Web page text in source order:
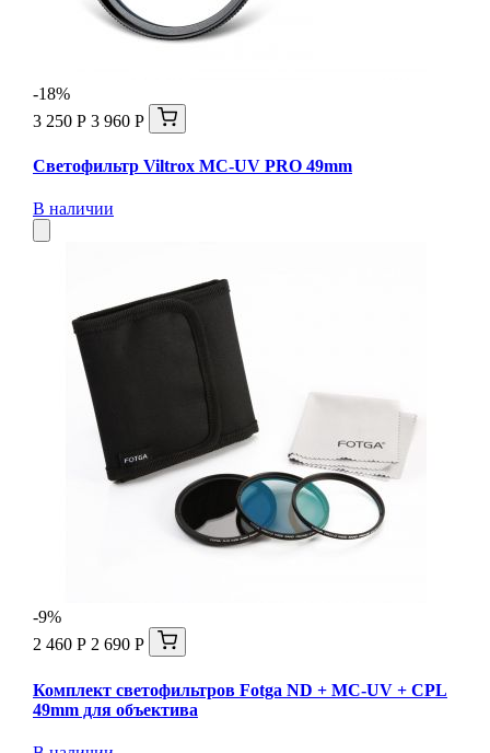
-18%
3 250 Р 3 960 Р
Светофильтр Viltrox MC-UV PRO 49mm
В наличии
-9%
2 460 Р 2 690 Р
Комплект светофильтров Fotga ND + MC-UV + CPL
49mm для объектива